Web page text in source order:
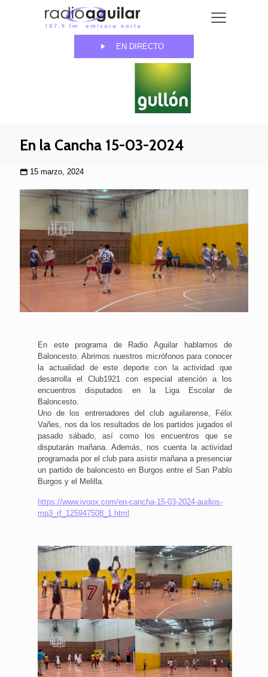
EN DIRECTO
En la Cancha 15-03-2024
15 marzo, 2024
En este programa de Radio Aguilar hablamos de
Baloncesto. Abrimos nuestros micrófonos para conocer
la actualidad de este deporte con la actividad que
desarrolla el Club1921 con especial atención a los
encuentros disputados en la Liga Escolar de
Baloncesto.
Uno de los entrenadores del club aguilarense, Félix
Vañes, nos da los resultados de los partidos jugados el
pasado sábado, así como los encuentros que se
disputarán mañana. Además, nos cuenta la actividad
programada por el club para asistir mañana a presenciar
un partido de baloncesto en Burgos entre el San Pablo
Burgos y el Melilla.
https://www.ivoox.com/en-cancha-15-03-2024-audios-
mp3_rf_125947508_1.html